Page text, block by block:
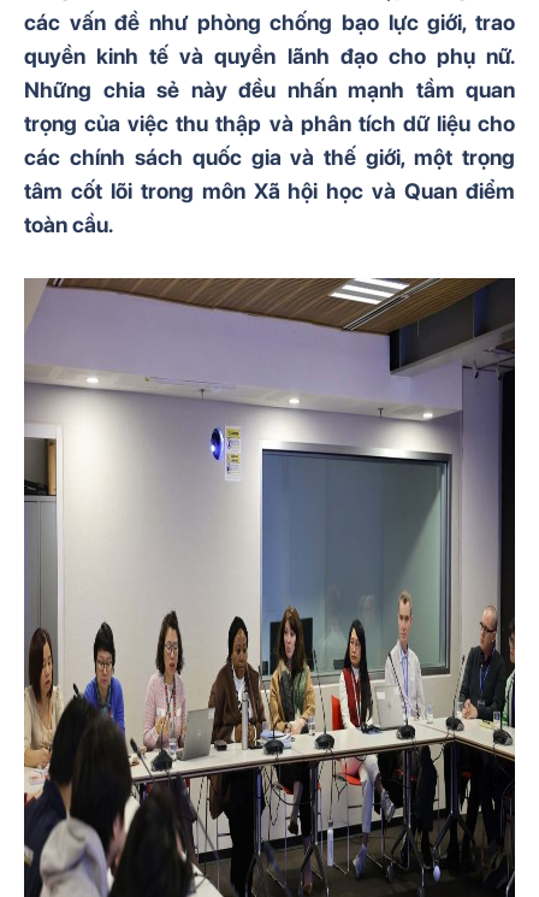
các vấn đề như phòng chống bạo lực giới, trao
quyền kinh tế và quyền lãnh đạo cho phụ nữ.
Những chia sẻ này đều nhấn mạnh tầm quan
trọng của việc thu thập và phân tích dữ liệu cho
các chính sách quốc gia và thế giới, một trọng
tâm cốt lõi trong môn Xã hội học và Quan điểm
toàn cầu.